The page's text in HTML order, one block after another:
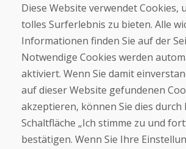
Schicken
Helpline
+421 919 282 306
info@domivosport.ch
Über uns
Blog
Diese Website verwendet Cookies,
tolles Surferlebnis zu bieten. Alle
Informationen finden Sie auf der
Notwendige Cookies werden
aktiviert. Wenn Sie damit
auf dieser Website gefundenen
akzeptieren, können Sie dies durch
Schaltfläche „Ich stimme zu und
bestätigen. Wenn Sie Ihre